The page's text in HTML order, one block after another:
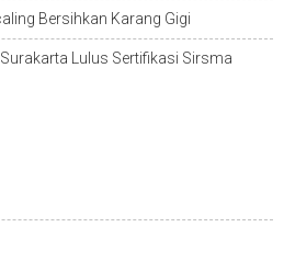
Bersihkan Karang Gigi
Lulus Sertifikasi Sirsma